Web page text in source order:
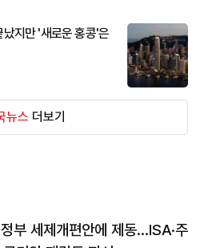
지만 '새로운 홍콩'은
뉴스 더보기
부 세제개편안에 제동…ISA·주